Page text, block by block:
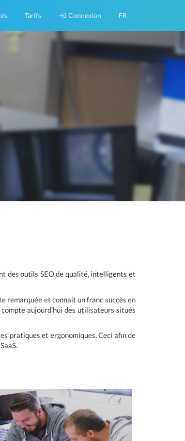
Tarifs Connexion FR
des outils SEO de qualité, intelligents et
remarquée et connait un franc succès en
aujourd’hui des utilisateurs situés
pratiques et ergonomiques. Ceci afin de